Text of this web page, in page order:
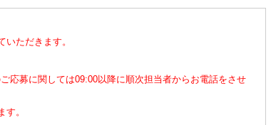
ただきます。
応募に関しては09:00以降に順次担当者からお電話をさせ
。